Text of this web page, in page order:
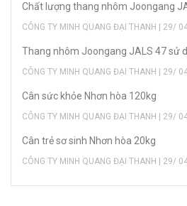
Chất lượng thang nhôm Joongang
CÔNG TY MINH QUANG ĐẠI THANH | 29/
Thang nhôm Joongang JALS 47 sử
CÔNG TY MINH QUANG ĐẠI THANH | 29/
Cân sức khỏe Nhơn hòa 120kg
CÔNG TY MINH QUANG ĐẠI THANH | 29/
Cân trẻ sơ sinh Nhơn hòa 20kg
CÔNG TY MINH QUANG ĐẠI THANH | 29/